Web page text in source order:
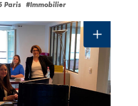
Paris #Immobilier